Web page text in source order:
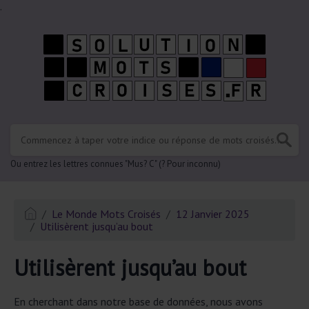
.
Ou entrez les lettres connues "Mus? C" (? Pour inconnu)
Le Monde Mots Croisés
12 Janvier 2025
Utilisèrent jusqu’au bout
Utilisèrent jusqu’au bout
En cherchant dans notre base de données, nous avons